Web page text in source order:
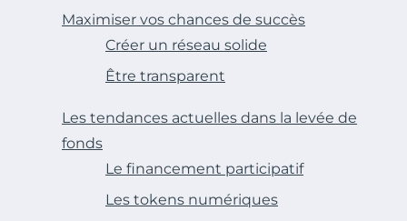
Maximiser vos chances de succès
Créer un réseau solide
Être transparent
Les tendances actuelles dans la levée de
fonds
Le financement participatif
Les tokens numériques